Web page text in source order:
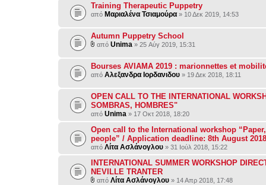
Training Therapeutic Puppetry
από Μαριαλένα Τσιαμούρα » 10 Δεκ 2019, 14:53
Autumn Puppetry School
από Unima » 25 Αύγ 2019, 15:31
Bourses AVIAMA 2019 : marionnettes et
από Αλεξανδρα Ιορδανιδου » 19 Δεκ 2018, 18:11
OPEN CALL TO THE INTERNATIONAL
SOMBRAS, HOMBRES"
από Unima » 17 Οκτ 2018, 18:20
Open call to the International workshop
people” / Application deadline: 8th August 2018
από Λίτα Ασλάνογλου » 31 Ιούλ 2018, 15:22
INTERNATIONAL SUMMER WORKSHOP
NEVILLE TRANTER
από Λίτα Ασλάνογλου » 14 Απρ 2018, 17:48